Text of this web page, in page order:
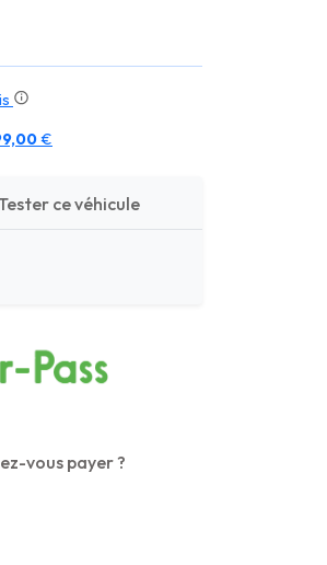
€
ce véhicule
vous payer ?